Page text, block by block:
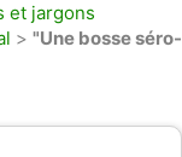
et jargons
> "Une bosse séro-